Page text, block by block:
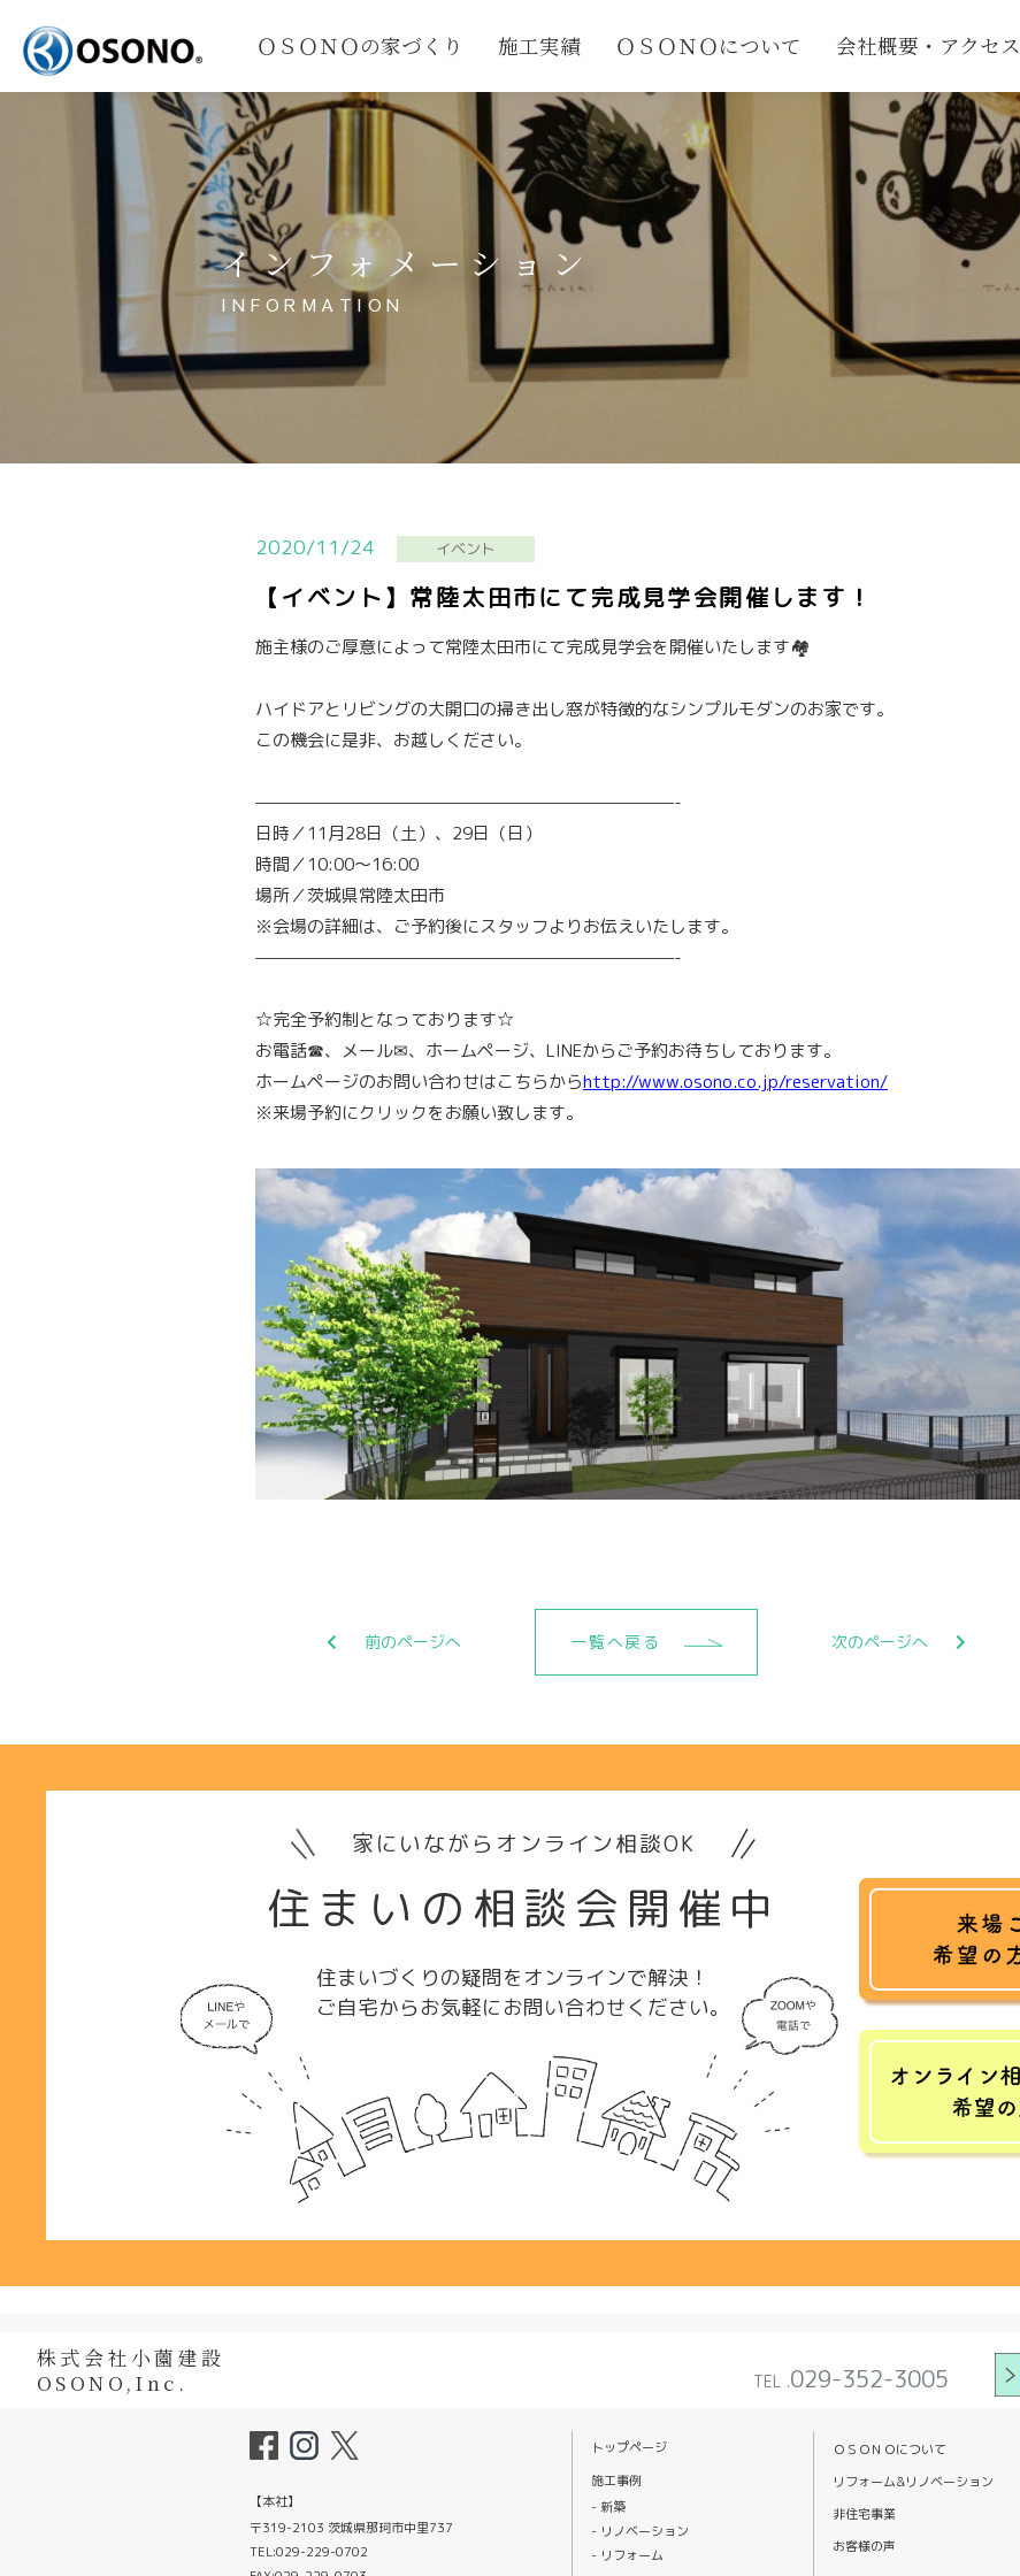
ＯＳＯＮＯの家づくり 施工実績 ＯＳＯＮＯについて 会社概要・アクセス
インフォメーション
INFORMATION
2020/11/24 イベント
【イベント】常陸太田市にて完成見学会開催します！
施主様のご厚意によって常陸太田市にて完成見学会を開催いたします🏘️
ハイドアとリビングの大開口の掃き出し窓が特徴的なシンプルモダンのお家です。
この機会に是非、お越しください。
——————————————————————————-
日時／11月28日（土）、29日（日）
時間／10:00〜16:00
場所／茨城県常陸太田市
※会場の詳細は、ご予約後にスタッフよりお伝えいたします。
——————————————————————————-
☆完全予約制となっております☆
お電話☎︎、メール✉︎、ホームページ、LINEからご予約お待ちしております。
ホームページのお問い合わせはこちらからhttp://www.osono.co.jp/reservation/
※来場予約にクリックをお願い致します。
前のページへ 一覧へ戻る 次のページへ
家にいながらオンライン相談OK
住まいの相談会開催中
住まいづくりの疑問をオンラインで解決！
ご自宅からお気軽にお問い合わせください。
株式会社小薗建設
OSONO,Inc.
TEL .029-352-3005
【本社】
〒319-2103 茨城県那珂市中里737
TEL:029-229-0702
トップページ
施工事例
新築
リノベーション
リフォーム
ＯＳＯＮＯについて
リフォーム&リノベーション
非住宅事業
お客様の声